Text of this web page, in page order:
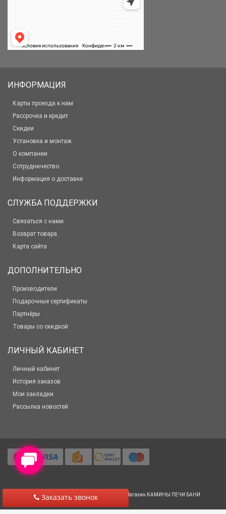
Заказать звонок
ИНФОРМАЦИЯ
Карты проезда к нам
Рассрочка и кредит
Скидки
Установка и монтаж
О компании
Сотрудничество
Информация о доставке
СЛУЖБА ПОДДЕРЖКИ
Связаться с нами
Возврат товара
Карта сайта
ДОПОЛНИТЕЛЬНО
Производители
Подарочные сертификаты
Партнёры
Товары со скидкой
ЛИЧНЫЙ КАБИНЕТ
Личный кабинет
История заказов
Мои закладки
Рассылка новостей
© 2012-2025 Все права защищены Салон-Магазин КАМИНЫ ПЕЧИ БАНИ